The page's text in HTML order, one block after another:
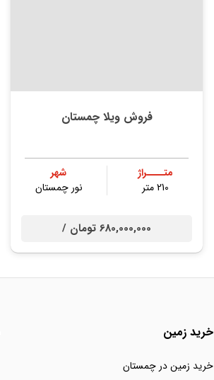
فروش ویلا چمستان
متــــراژ
210 متر
شهر
نور چمستان
680,000,000 تومان /
خرید زمین
خرید زمین در چمستان